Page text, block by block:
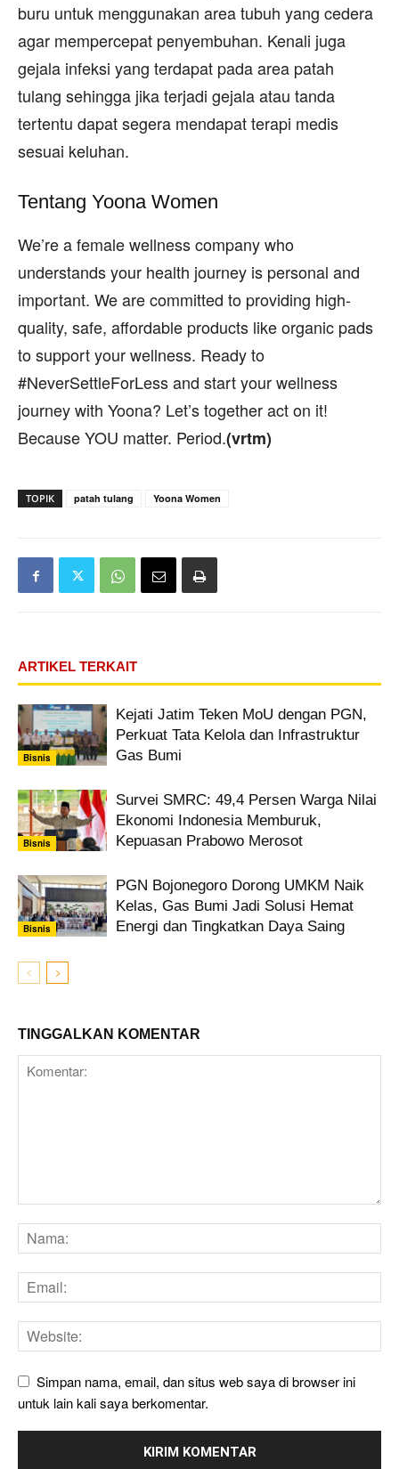
buru untuk menggunakan area tubuh yang cedera
agar mempercepat penyembuhan. Kenali juga
gejala infeksi yang terdapat pada area patah
tulang sehingga jika terjadi gejala atau tanda
tertentu dapat segera mendapat terapi medis
sesuai keluhan.
Tentang Yoona Women
We’re a female wellness company who
understands your health journey is personal and
important. We are committed to providing high-
quality, safe, affordable products like organic pads
to support your wellness. Ready to
#NeverSettleForLess and start your wellness
journey with Yoona? Let’s together act on it!
Because YOU matter. Period.(vrtm)
TOPIK patah tulang Yoona Women
ARTIKEL TERKAIT
Bisnis
Kejati Jatim Teken MoU dengan PGN,
Perkuat Tata Kelola dan Infrastruktur
Gas Bumi
Bisnis
Survei SMRC: 49,4 Persen Warga Nilai
Ekonomi Indonesia Memburuk,
Kepuasan Prabowo Merosot
Bisnis
PGN Bojonegoro Dorong UMKM Naik
Kelas, Gas Bumi Jadi Solusi Hemat
Energi dan Tingkatkan Daya Saing
TINGGALKAN KOMENTAR
Simpan nama, email, dan situs web saya di browser ini
untuk lain kali saya berkomentar.